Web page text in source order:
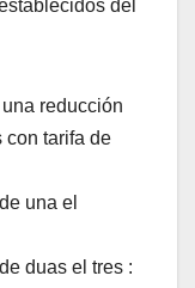
del
reducción
con tarifa de
una el
duas el tres :